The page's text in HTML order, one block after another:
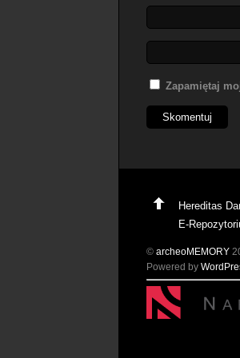
Zapamiętaj
Hereditas
E-
© archeoMEMORY
Powered by